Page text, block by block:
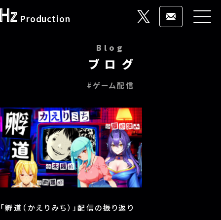
Production
ブランド一覧
稼働状況
お問い合わせ
Blog
ブログ
#ゲーム配信
「孵道（かえりみち）」配信の振り返り